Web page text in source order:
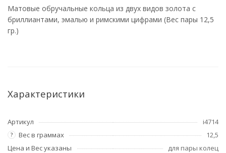
Матовые обручальные кольца из двух видов золота с
бриллиантами, эмалью и римскими цифрами (Вес пары 12,5
гр.)
Характеристики
Артикул i4714
? Вес в граммах
12,5
Цена и Вес указаны
для пары колец